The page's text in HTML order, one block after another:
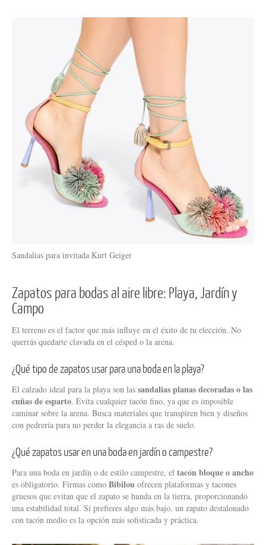
Sandalias para invitada Kurt Geiger
Zapatos para bodas al aire libre: Playa, Jardín y
Campo
El terreno es el factor que más influye en el éxito de tu elección. No
querrás quedarte clavada en el césped o la arena.
¿Qué tipo de zapatos usar para una boda en la playa?
El calzado ideal para la playa son las sandalias planas decoradas o las
cuñas de esparto. Evita cualquier tacón fino, ya que es imposible
caminar sobre la arena. Busca materiales que transpiren bien y diseños
con pedrería para no perder la elegancia a ras de suelo.
¿Qué zapatos usar en una boda en jardín o campestre?
Para una boda en jardín o de estilo campestre, el tacón bloque o ancho
es obligatorio. Firmas como Bibilou ofrecen plataformas y tacones
gruesos que evitan que el zapato se hunda en la tierra, proporcionando
una estabilidad total. Si prefieres algo más bajo, un zapato destalonado
con tacón medio es la opción más sofisticada y práctica.